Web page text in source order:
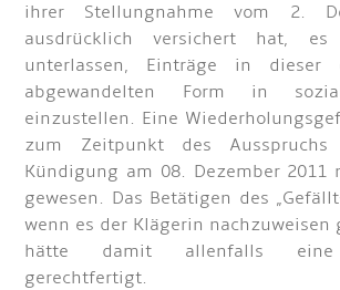
ihrer Stellungnahme vom 2.
ausdrücklich versichert hat,
unterlassen, Einträge in
abgewandelten Form in
einzustellen. Eine
zum Zeitpunkt des
Kündigung am 08. Dezember 2011
gewesen. Das Betätigen des
wenn es der Klägerin nachzuweisen
hätte damit allenfalls eine
gerechtfertigt.